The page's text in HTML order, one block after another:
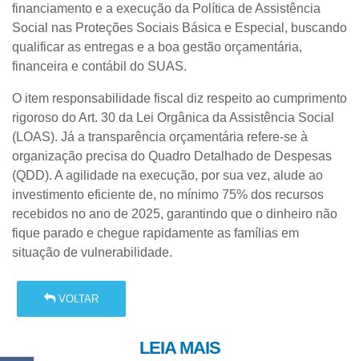
financiamento e a execução da Política de Assistência
Social nas Proteções Sociais Básica e Especial, buscando
qualificar as entregas e a boa gestão orçamentária,
financeira e contábil do SUAS.
O item responsabilidade fiscal diz respeito ao cumprimento
rigoroso do Art. 30 da Lei Orgânica da Assistência Social
(LOAS). Já a transparência orçamentária refere-se à
organização precisa do Quadro Detalhado de Despesas
(QDD). A agilidade na execução, por sua vez, alude ao
investimento eficiente de, no mínimo 75% dos recursos
recebidos no ano de 2025, garantindo que o dinheiro não
fique parado e chegue rapidamente as famílias em
situação de vulnerabilidade.
VOLTAR
LEIA MAIS